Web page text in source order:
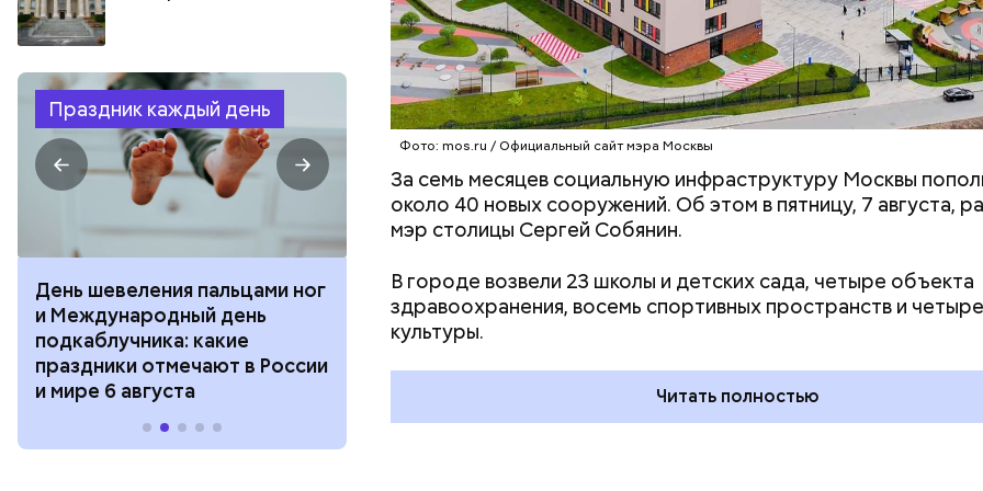
Праздник каждый день
День шевеления пальцами ног
и Международный день
подкаблучника: какие
праздники отмечают в России
и мире 6 августа
День разглядывания
горизонта и День пьяного
курсанта: какие праздники
отмечают в России и мире 5
День качания на качелях и
День шампанского: какие
и мире 4 августа
Фото: mos.ru / Официальный сайт мэра Москвы
За семь месяцев социальную инфраструктуру Москвы
около 40 новых сооружений. Об этом в пятницу, 7 августа,
мэр столицы Сергей Собянин.
В городе возвели 23 школы и детских сада, четыре объекта
здравоохранения, восемь спортивных пространств и
культуры.
Читать полностью